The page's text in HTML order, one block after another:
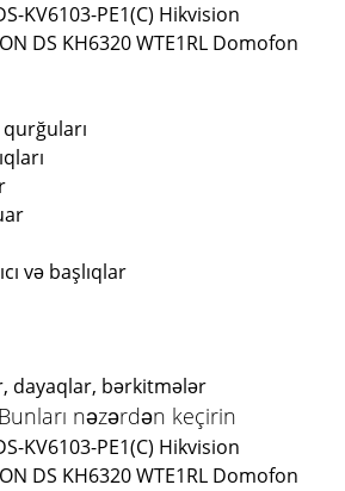
KV6103-PE1(C) Hikvision
DS KH6320 WTE1RL Domofon
və başlıqlar
dayaqlar, bərkitmələr
Bunları nəzərdən keçirin
KV6103-PE1(C) Hikvision
DS KH6320 WTE1RL Domofon